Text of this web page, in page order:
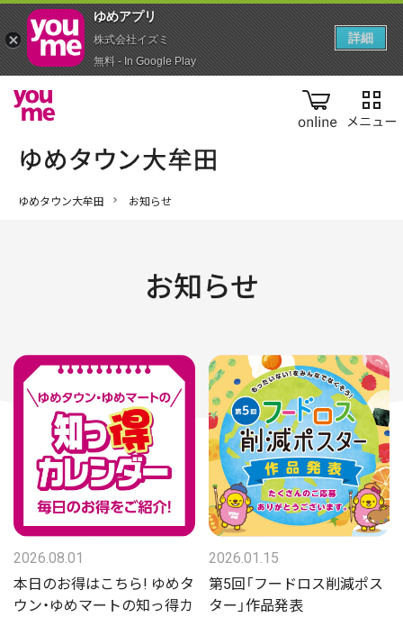
online
ゆめタウン大牟田 お知らせ
お知らせ
2026.08.01
本日のお得はこちら! ゆめタ
ウン・ゆめマートの知っ得カ
2026.01.15
第5回「フードロス削減ポス
ター」作品発表
ゆめアプ‪リ‬
株式会社イズミ
無料 - In Google Play
詳細